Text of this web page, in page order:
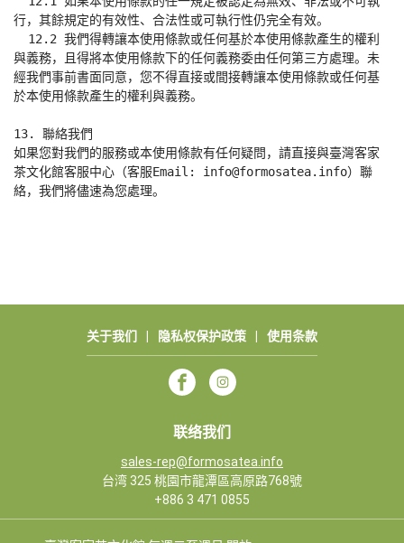
行，其餘規定的有效性、合法性或可執行性仍完全有效。
與義務，且得將本使用條款下的任何義務委由任何第三方處理。未
經我們事前書面同意，您不得直接或間接轉讓本使用條款或任何基
於本使用條款產生的權利與義務。
13. 聯絡我們
如果您對我們的服務或本使用條款有任何疑問，請直接與臺灣客家
茶文化館客服中心（客服Email: info@formosatea.info）聯
絡，我們將儘速為您處理。
关于我们 隐私权保护政策 使用条款
联络我们
sales-rep@formosatea.info
台湾 325 桃園市龍潭區高原路768號
+886 3 471 0855